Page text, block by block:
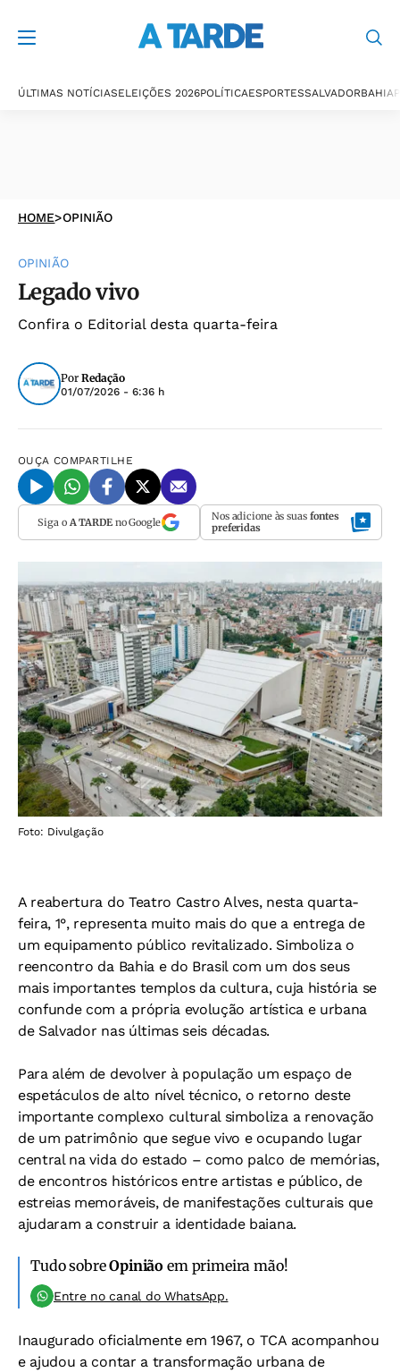
ÚLTIMAS NOTÍCIASELEIÇÕES 2026POLÍTICAESPORTESSALVADORBAHIA
HOME>OPINIÃO
OPINIÃO
Legado vivo
Confira o Editorial desta quarta-feira
Por Redação
01/07/2026 - 6:36 h
OUÇA COMPARTILHE
Siga o A TARDEno Google Nos adicione às suas fontes
preferidas
Foto: Divulgação
A reabertura do Teatro Castro Alves, nesta quarta-
feira, 1°, representa muito mais do que a entrega de
um equipamento público revitalizado. Simboliza o
reencontro da Bahia e do Brasil com um dos seus
mais importantes templos da cultura, cuja história se
confunde com a própria evolução artística e urbana
de Salvador nas últimas seis décadas.
Para além de devolver à população um espaço de
espetáculos de alto nível técnico, o retorno deste
importante complexo cultural simboliza a renovação
de um patrimônio que segue vivo e ocupando lugar
central na vida do estado – como palco de memórias,
de encontros históricos entre artistas e público, de
estreias memoráveis, de manifestações culturais que
ajudaram a construir a identidade baiana.
Tudo sobreOpinião em primeira mão!
Entre no canal do WhatsApp.
Inaugurado oficialmente em 1967, o TCA acompanhou
e ajudou a contar a transformação urbana de